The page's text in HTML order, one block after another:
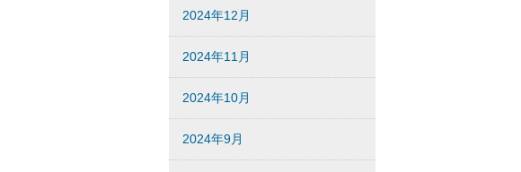
2024年12月
2024年11月
2024年10月
2024年9月